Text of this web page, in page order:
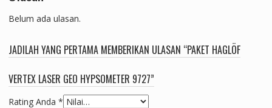
Belum ada ulasan.
JADILAH YANG PERTAMA MEMBERIKAN ULASAN “PAKET HAGLÖF
VERTEX LASER GEO HYPSOMETER 9727”
Rating Anda *